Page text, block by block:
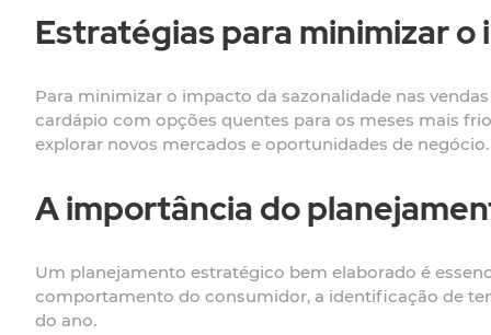
Estratégias para minimizar
Para minimizar o impacto da sazonalidade nas
cardápio com opções quentes para os meses mais
explorar novos mercados e oportunidades de negócio.
A importância do
Um planejamento estratégico bem elaborado é
comportamento do consumidor, a identificação de
do ano.